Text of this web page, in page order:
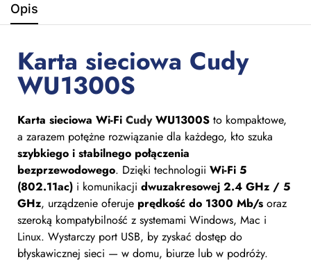
Opis
Karta sieciowa Cudy
WU1300S
Karta sieciowa Wi-Fi CudyWU1300S to kompaktowe,
a zarazem potężne rozwiązanie dla każdego, kto szuka
szybkiego i stabilnego połączenia
bezprzewodowego. Dzięki technologii Wi-Fi 5
(802.11ac) i komunikacji dwuzakresowej 2.4 GHz / 5
GHz, urządzenie oferuje prędkość do 1300 Mb/s oraz
szeroką kompatybilność z systemami Windows, Mac i
Linux. Wystarczy port USB, by zyskać dostęp do
błyskawicznej sieci — w domu, biurze lub w podróży.